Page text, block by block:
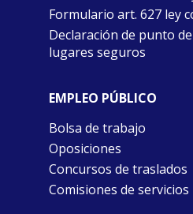
Formulario art. 627 ley
Declaración de punto
lugares seguros
EMPLEO PÚBLICO
Bolsa de trabajo
Oposiciones
Concursos de traslados
Comisiones de servicios